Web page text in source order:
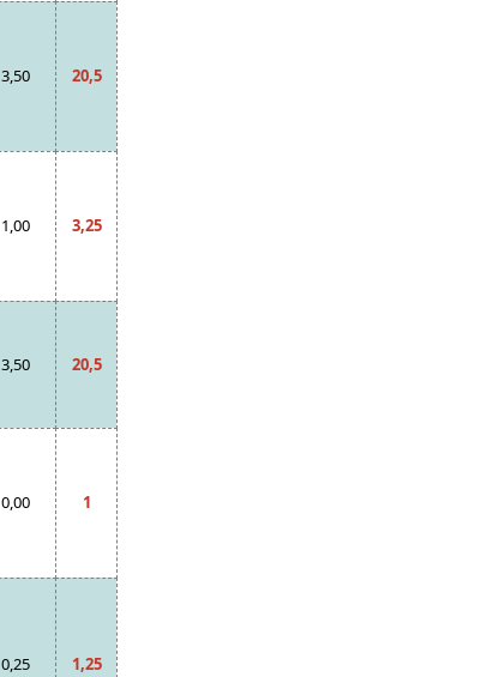
3,50 20,5
1,00 3,25
3,50 20,5
0,00 1
0,25 1,25